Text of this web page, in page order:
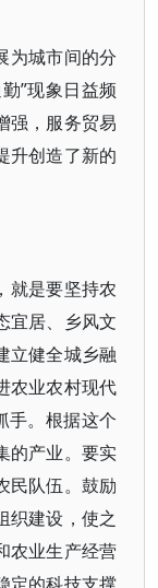
为城市间的分
”现象日益频
强，服务贸易
升创造了新的
就是要坚持农
宜居、乡风文
立健全城乡融
农业农村现代
手。根据这个
的产业。要实
民队伍。鼓励
织建设，使之
农业生产经营